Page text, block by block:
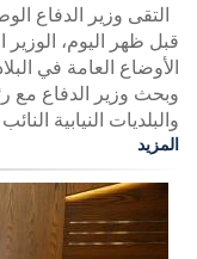
التقى وزير الدفاع
قبل ظهر اليوم،
الأوضاع العامة في
وبحث وزير الدفاع مع
والبلديات النيابية
المزيد